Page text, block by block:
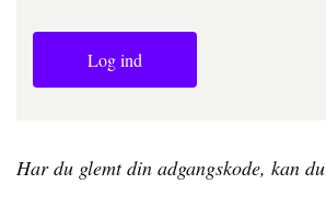
Log ind
Har du glemt din adgangskode, kan du